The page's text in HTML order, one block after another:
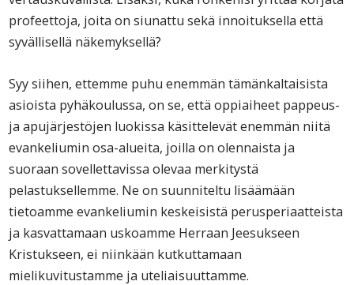
profeettoja, joita on siunattu sekä innoituksella että
syvällisellä näkemyksellä?
Syy siihen, ettemme puhu enemmän tämänkaltaisista
asioista pyhäkoulussa, on se, että oppiaiheet pappeus-
ja apujärjestöjen luokissa käsittelevät enemmän niitä
evankeliumin osa-alueita, joilla on olennaista ja
suoraan sovellettavissa olevaa merkitystä
pelastuksellemme. Ne on suunniteltu lisäämään
tietoamme evankeliumin keskeisistä perusperiaatteista
ja kasvattamaan uskoamme Herraan Jeesukseen
Kristukseen, ei niinkään kutkuttamaan
mielikuvitustamme ja uteliaisuuttamme.